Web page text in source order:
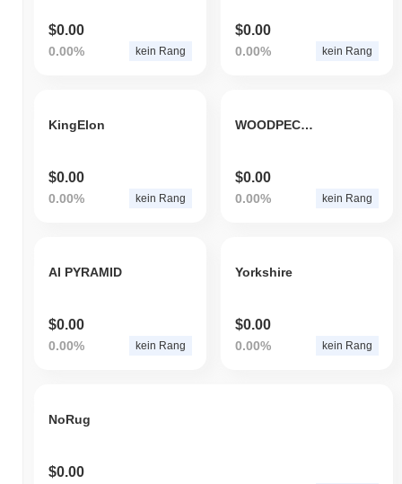
$0.00
0.00% kein Rang
$0.00
0.00% kein Rang
KingElon
$0.00
0.00% kein Rang
WOODPECKERINU
$0.00
0.00% kein Rang
AI PYRAMID
$0.00
0.00% kein Rang
Yorkshire
$0.00
0.00% kein Rang
NoRug
$0.00